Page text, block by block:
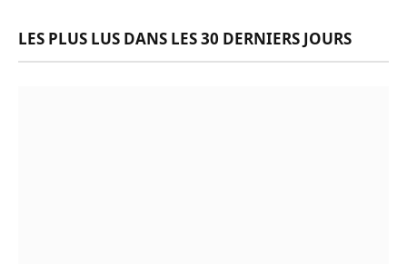
LES PLUS LUS DANS LES 30 DERNIERS JOURS